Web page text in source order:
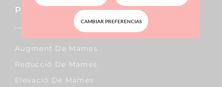
Pit
Augment De Mames
Reducció De Mames
Elevació De Mames
CAMBIAR PREFERENCIAS